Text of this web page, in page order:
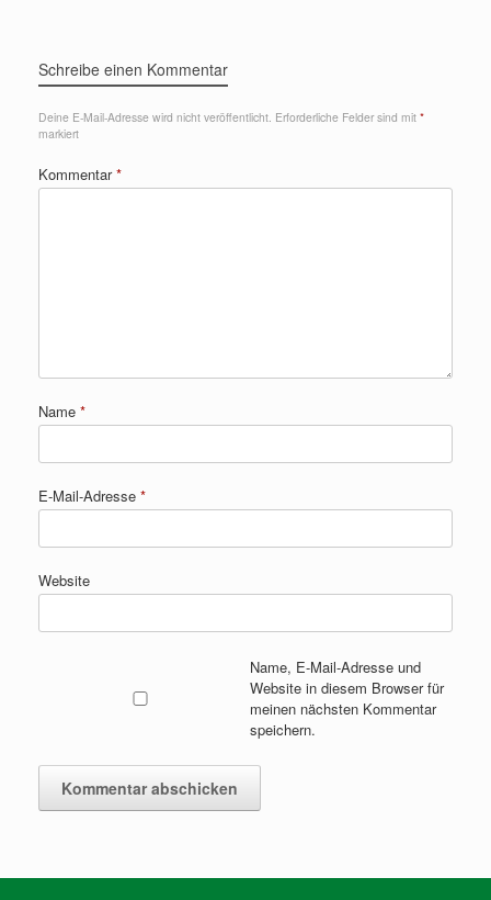
Schreibe einen Kommentar
Deine E-Mail-Adresse wird nicht veröffentlicht. Erforderliche Felder sind mit *
markiert
Kommentar*
Name *
E-Mail-Adresse *
Website
Name, E-Mail-Adresse und
Website in diesem Browser für
meinen nächsten Kommentar
speichern.